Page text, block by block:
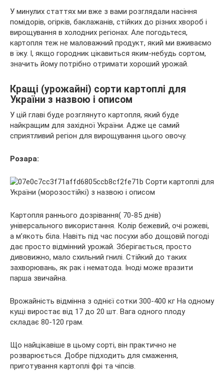
У минулих статтях ми вже з вами розглядали насіння
помідорів, огірків, баклажанів, стійких до різних хвороб і
вирощування в холодних регіонах. Але погодьтеся,
картопля теж не маловажний продукт, який ми вживаємо
в їжу. І, якщо городник цікавиться яким-небудь сортом,
значить йому потрібно отримати хороший урожай.
Кращі (урожайні) сорти картоплі для
України з назвою і описом
У цій главі буде розглянуто картопля, який буде
найкращим для західної України. Адже це самий
сприятливий регіон для вирощування цього овочу.
Розара:
Картопля раннього дозрівання( 70-85 днів)
універсального використання. Колір бежевий, очі рожеві,
а м’якоть біла. Навіть під час посухи або дощовій погоді
дає просто відмінний урожай. Зберігається, просто
дивовижно, мало схильний гнилі. Стійкий до таких
захворювань, як рак і нематода. Іноді може вразити
парша звичайна.
Врожайність відмінна з однієї сотки 300-400 кг На одному
кущі виростає від 17 до 20 шт. Вага одного плоду
складає 80-120 грам.
Що найцікавіше в цьому сорті, він практично не
розварюється. Добре підходить для смаження,
приготування картоплі фрі та чіпсів.